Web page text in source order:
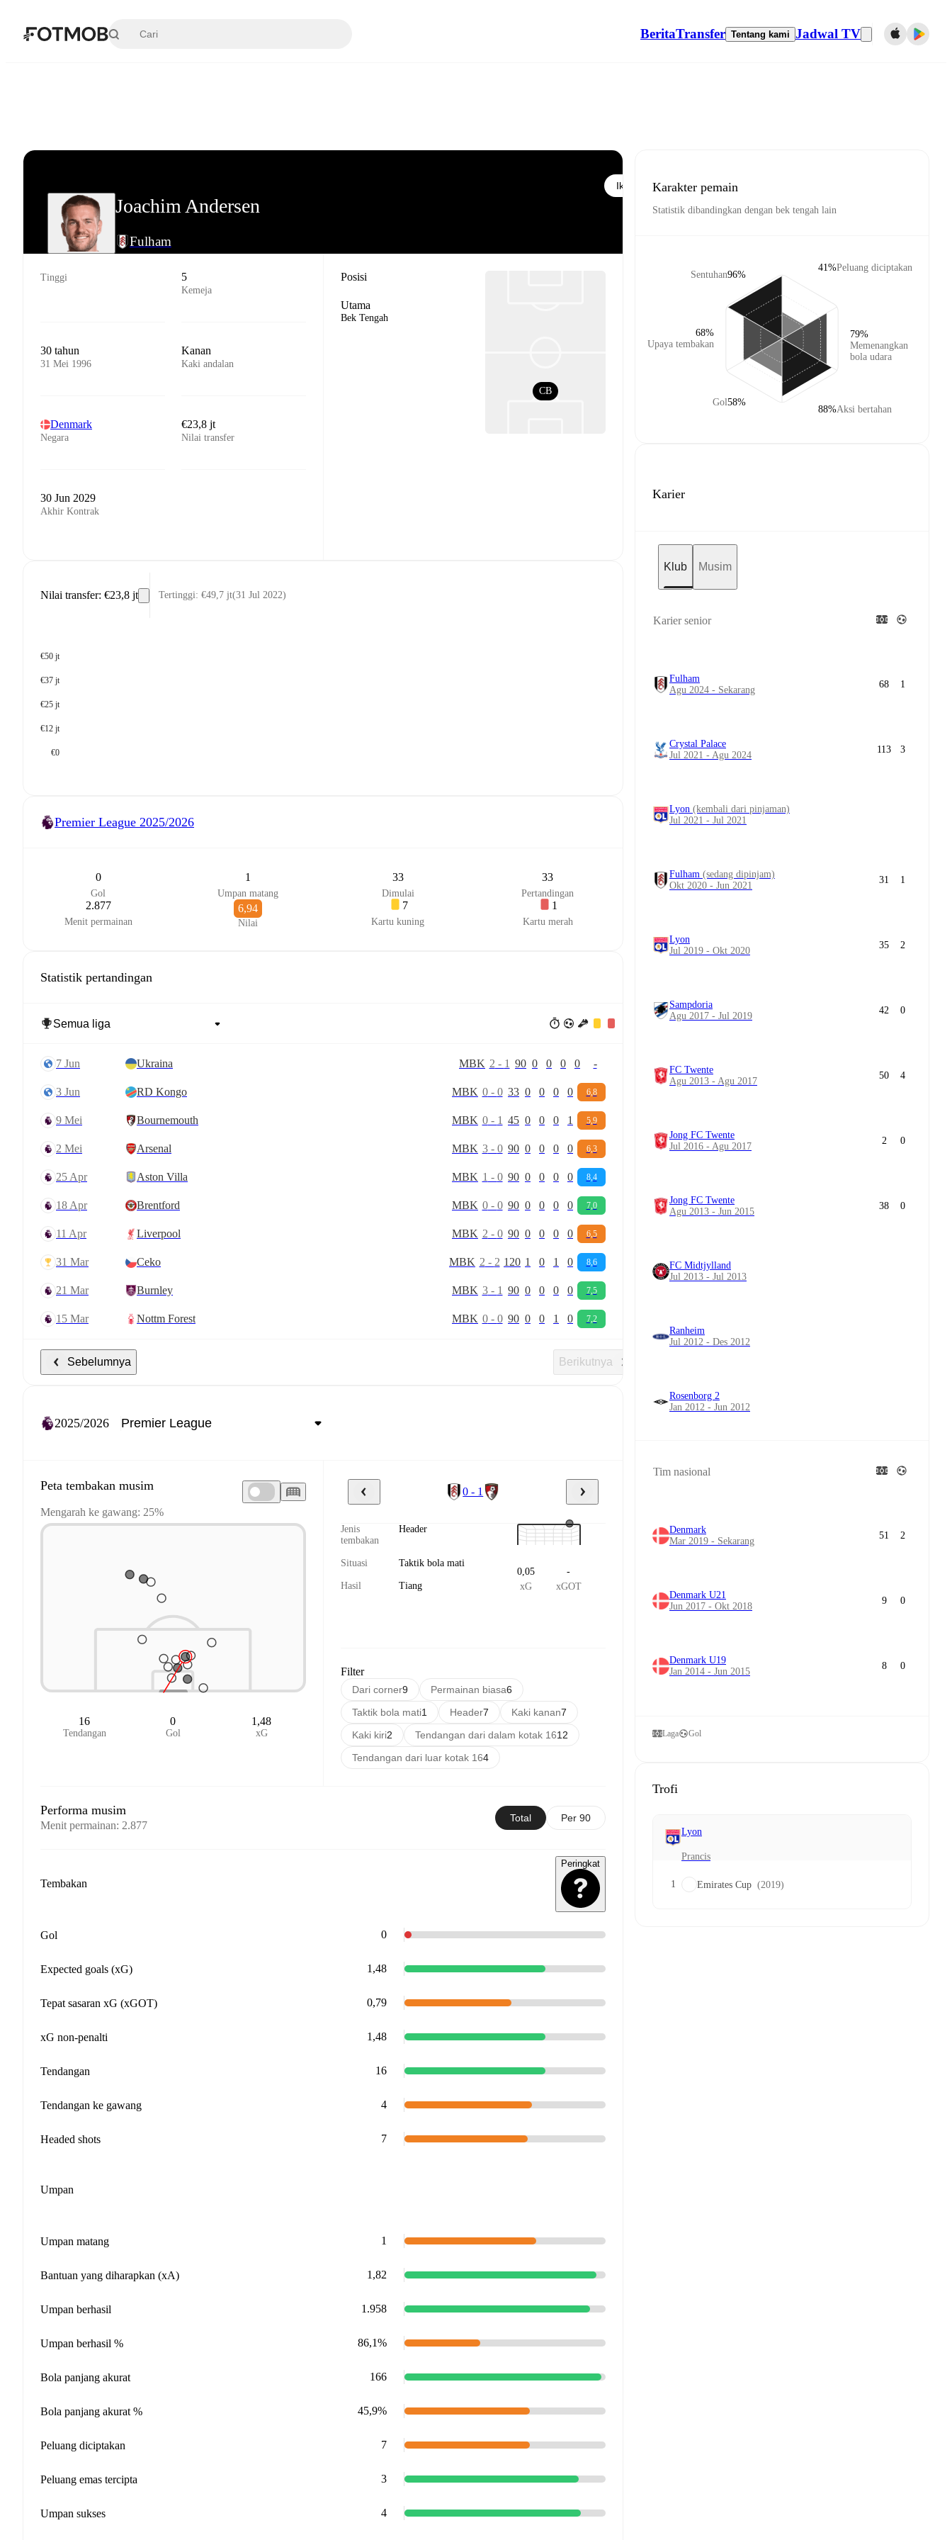
BeritaTransfer Tentang kami Jadwal TV
Joachim Andersen
Fulham
Ikuti
Tinggi 5
Kemeja
30 tahun
31 Mei 1996
Kanan
Kaki andalan
Denmark
Negara
€23,8 jt
Nilai transfer
30 Jun 2029
Akhir Kontrak
Posisi
Utama
Bek Tengah
CB
Nilai transfer: €23,8 jt Tertinggi: €49,7 jt(31 Jul 2022)
€50 jt
€37 jt
€25 jt
€12 jt
€0
Premier League 2025/2026
0
Gol
1
Umpan matang
33
Dimulai
33
Pertandingan
2.877
Menit permainan
6,94
Nilai
7
Kartu kuning
1
Kartu merah
Statistik pertandingan
7 Jun Ukraina MBK 2 - 1 90 0 0 0 0 -
3 Jun RD Kongo MBK 0- 0 33 0 0 0 0 6,8
9 Mei Bournemouth MBK 0- 1 45 0 0 0 1 5,9
2 Mei Arsenal MBK 3- 0 90 0 0 0 0 6,3
25 Apr Aston Villa MBK 1 - 0 90 0 0 0 0 8,4
18 Apr Brentford MBK 0- 0 90 0 0 0 0 7,0
11 Apr Liverpool MBK 2 - 0 90 0 0 0 0 6,5
31 Mar Ceko MBK 2 - 2 120 1 0 1 0 8,6
21 Mar Burnley MBK 3- 1 90 0 0 0 0 7,5
15 Mar Nottm Forest MBK 0- 0 90 0 0 1 0 7,2
Sebelumnya Berikutnya
2025/2026
Peta tembakan musim
Mengarah ke gawang: 25%
16
Tendangan
0
Gol
1,48
xG
0 - 1
Jenis
tembakan
Header
Situasi Taktik bola mati
Hasil Tiang
0,05
xG
-
xGOT
Filter
Dari corner9 Permainan biasa6
Taktik bola mati1 Header7 Kaki kanan7
Kaki kiri2 Tendangan dari dalam kotak 1612
Tendangan dari luar kotak 164
Performa musim
Menit permainan: 2.877
Total Per 90
Tembakan
Peringkat
Gol 0
Expected goals (xG) 1,48
Tepat sasaran xG (xGOT) 0,79
xG non-penalti 1,48
Tendangan 16
Tendangan ke gawang 4
Headed shots 7
Umpan
Umpan matang 1
Bantuan yang diharapkan (xA) 1,82
Umpan berhasil 1.958
Umpan berhasil % 86,1%
Bola panjang akurat 166
Bola panjang akurat % 45,9%
Peluang diciptakan 7
Peluang emas tercipta 3
Umpan sukses 4
Karakter pemain
Statistik dibandingkan dengan bek tengah lain
Sentuhan96%
Upaya tembakan
68%
Gol58%
Peluang diciptakan
41%
Memenangkan
bola udara
79%
Aksi bertahan
88%
Karier
Klub Musim
Karier senior
Fulham
Agu 2024 - Sekarang
68 1
Crystal Palace
Jul 2021 - Agu 2024
113 3
Lyon (kembali dari pinjaman)
Jul 2021 - Jul 2021
Fulham (sedang dipinjam)
Okt 2020 - Jun 2021
31 1
Lyon
Jul 2019 - Okt 2020
35 2
Sampdoria
Agu 2017 - Jul 2019
42 0
FC Twente
Agu 2013 - Agu 2017
50 4
Jong FC Twente
Jul 2016 - Agu 2017
2 0
Jong FC Twente
Agu 2013 - Jun 2015
38 0
FC Midtjylland
Jul 2013 - Jul 2013
Ranheim
Jul 2012 - Des 2012
Rosenborg 2
Jan 2012 - Jun 2012
Tim nasional
Denmark
Mar 2019 - Sekarang
51 2
Denmark U21
Jun 2017 - Okt 2018
9 0
Denmark U19
Jan 2014 - Jun 2015
8 0
Laga Gol
Trofi
Lyon
Prancis
1 Emirates Cup (2019)